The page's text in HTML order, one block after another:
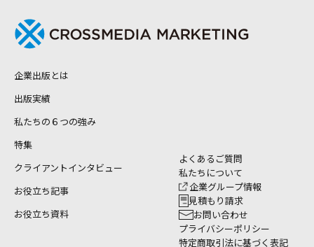
企業出版とは
出版実績
私たちの６つの強み
特集
クライアントインタビュー
お役立ち記事
お役立ち資料
よくあるご質問
私たちについて
企業グループ情報
見積もり請求
お問い合わせ
プライバシーポリシー
特定商取引法に基づく表記